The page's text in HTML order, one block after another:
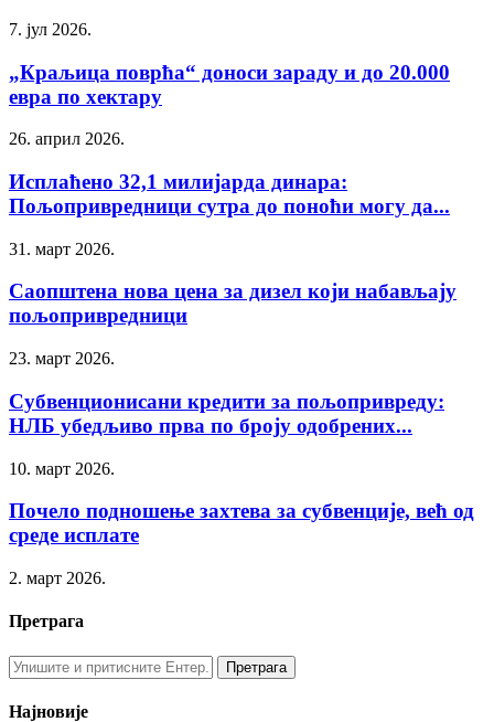
7. јул 2026.
„Краљица поврћа“ доноси зараду и до 20.000
евра по хектару
26. април 2026.
Исплаћено 32,1 милијарда динара:
Пољопривредници сутра до поноћи могу да...
31. март 2026.
Саопштена нова цена за дизел који набављају
пољопривредници
23. март 2026.
Субвенционисани кредити за пољопривреду:
НЛБ убедљиво прва по броју одобрених...
10. март 2026.
Почело подношење захтева за субвенције, већ од
среде исплате
2. март 2026.
Претрага
Најновије